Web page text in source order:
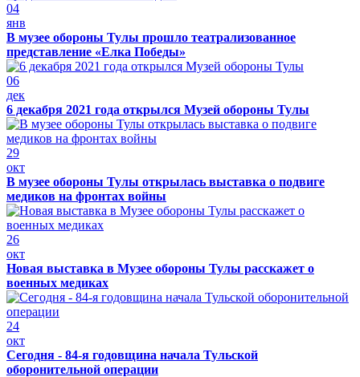
04
янв
В музее обороны Тулы прошло театрализованное
представление «Елка Победы»
06
дек
6 декабря 2021 года открылся Музей обороны Тулы
29
окт
В музее обороны Тулы открылась выставка о подвиге
медиков на фронтах войны
26
окт
Новая выставка в Музее обороны Тулы расскажет о
военных медиках
24
окт
Сегодня - 84-я годовщина начала Тульской
оборонительной операции